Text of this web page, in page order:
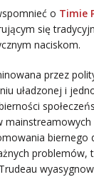
o Timie
się
naciskom.
przez
uładzonej i
biernego
problemów,